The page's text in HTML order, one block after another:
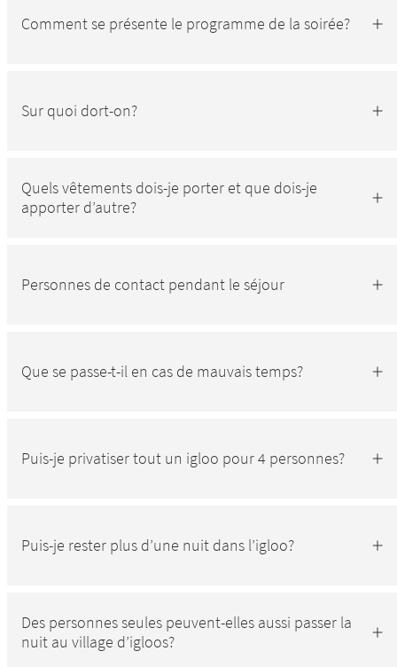
Comment se présente le programme de la soirée?
Sur quoi dort-on?
Quels vêtements dois-je porter et que dois-je
apporter d’autre?
Personnes de contact pendant le séjour
Que se passe-t-il en cas de mauvais temps?
Puis-je privatiser tout un igloo pour 4 personnes?
Puis-je rester plus d’une nuit dans l’igloo?
Des personnes seules peuvent-elles aussi passer la
nuit au village d’igloos?